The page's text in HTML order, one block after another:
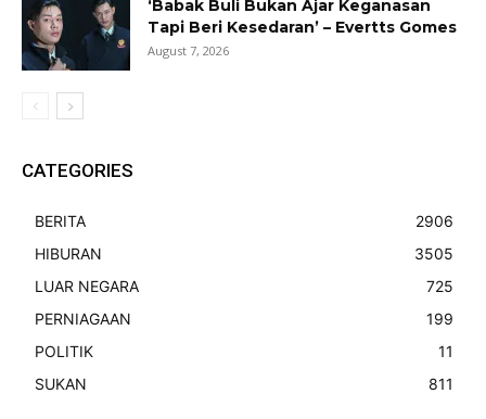
‘Babak Buli Bukan Ajar Keganasan
Tapi Beri Kesedaran’ – Evertts Gomes
August 7, 2026
CATEGORIES
BERITA
2906
HIBURAN
3505
LUAR NEGARA
725
PERNIAGAAN
199
POLITIK
11
SUKAN
811